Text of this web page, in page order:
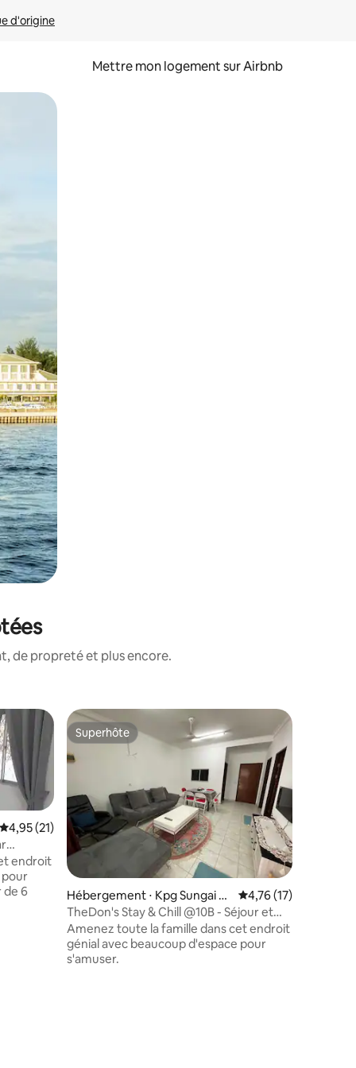
d'origine
Mettre mon logement sur Airbnb
glisser.
de propreté et plus encore.
: 4,25 sur 5
Évaluation moyenne sur la base de 21 commentaires : 4,95 sur 5
4,95 (21)
endroit
pour
de 6
Superhôte
Superhôte
Hébergement ⋅ Kpg Sungai H
anching
Évaluation moyenne
4,76 (17)
TheDon's Stay & Chill @10B - Séjour et
détente
Amenez toute la famille dans cet endroit
génial avec beaucoup d'espace pour
s'amuser.